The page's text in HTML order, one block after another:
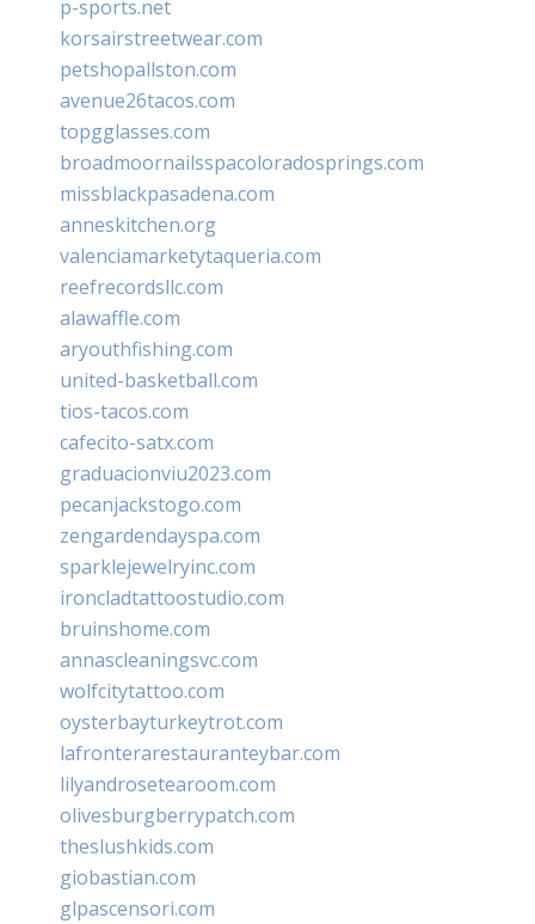
p-sports.net
korsairstreetwear.com
petshopallston.com
avenue26tacos.com
topgglasses.com
broadmoornailsspacoloradosprings.com
missblackpasadena.com
anneskitchen.org
valenciamarketytaqueria.com
reefrecordsllc.com
alawaffle.com
aryouthfishing.com
united-basketball.com
tios-tacos.com
cafecito-satx.com
graduacionviu2023.com
pecanjackstogo.com
zengardendayspa.com
sparklejewelryinc.com
ironcladtattoostudio.com
bruinshome.com
annascleaningsvc.com
wolfcitytattoo.com
oysterbayturkeytrot.com
lafronterarestauranteybar.com
lilyandrosetearoom.com
olivesburgberrypatch.com
theslushkids.com
giobastian.com
glpascensori.com